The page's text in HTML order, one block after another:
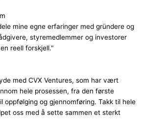
mine egne erfaringer med gründere og
styremedlemmer og investorer
reell forskjell."
med CVX Ventures, som har vært
hele prosessen, fra den første
oppfølging og gjennomføring. Takk til hele
oss med å sette sammen et sterkt